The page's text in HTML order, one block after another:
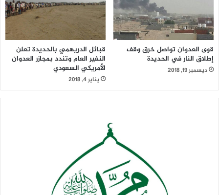
قوى العدوان تواصل خرق وقف
إطلاق النار في الحديدة
ديسمبر 19, 2018
قبائل الدريهمي بالحديدة تعلن
النفير العام وتندد بمجازر العدوان
الأمريكي السعودي
يناير 4, 2018